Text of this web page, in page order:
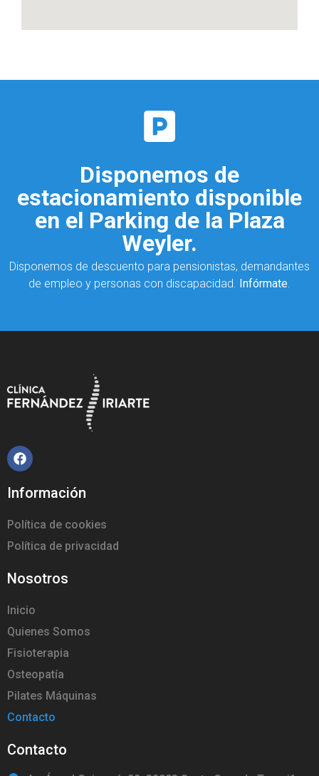
Disponemos de
estacionamiento disponible
en el Parking de la Plaza
Weyler.
Disponemos de descuento para pensionistas, demandantes
de empleo y personas con discapacidad. Infórmate.
Información
Política de cookies
Política de privacidad
Nosotros
Inicio
Quienes Somos
Fisioterapia
Osteopatía
Pilates Máquinas
Contacto
Contacto